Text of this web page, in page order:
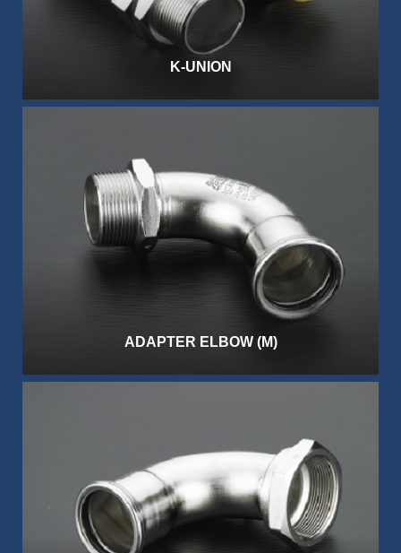
K-UNION
ADAPTER ELBOW (M)